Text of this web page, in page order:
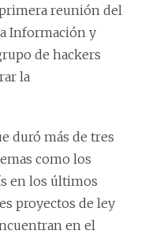
reunión del
Información y
de hackers
la
duró más de tres
como los
en los últimos
proyectos de ley
en el